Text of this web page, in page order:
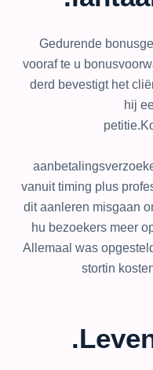
Gedurende
vooraf te u
derd bevestigt het
hij
vanuit timing plus
dit aanleren misgaan
hu bezoekers meer
Allemaal was
stortin